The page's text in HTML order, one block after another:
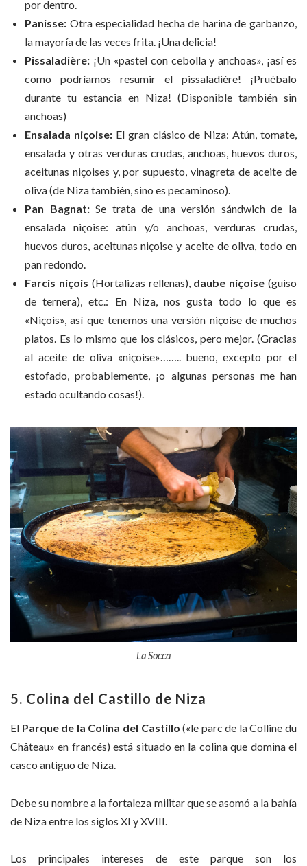
por dentro.
Panisse: Otra especialidad hecha de harina de garbanzo,
la mayoría de las veces frita. ¡Una delicia!
Pissaladière: ¡Un «pastel con cebolla y anchoas», ¡así es
como podríamos resumir el pissaladière! ¡Pruébalo
durante tu estancia en Niza! (Disponible también sin
anchoas)
Ensalada niçoise:El gran clásico de Niza: Atún, tomate,
ensalada y otras verduras crudas, anchoas, huevos duros,
aceitunas niçoises y, por supuesto, vinagreta de aceite de
oliva (de Niza también, sino es pecaminoso).
Pan Bagnat:Se trata de una versión sándwich de la
ensalada niçoise: atún y/o anchoas, verduras crudas,
huevos duros, aceitunas niçoise y aceite de oliva, todo en
pan redondo.
Farcis niçois (Hortalizas rellenas), daube niçoise (guiso
de ternera), etc.: En Niza, nos gusta todo lo que es
«Niçois», así que tenemos una versión niçoise de muchos
platos. Es lo mismo que los clásicos, pero mejor. (Gracias
al aceite de oliva «niçoise»…….. bueno, excepto por el
estofado, probablemente, ¡o algunas personas me han
estado ocultando cosas!).
La Socca
5. Colina del Castillo de Niza
El Parque de la Colina del Castillo («le parc de la Colline du
Château» en francés) está situado en la colina que domina el
casco antiguo de Niza.
Debe su nombre a la fortaleza militar que se asomó a la bahía
de Niza entre los siglos XI y XVIII.
Los principales intereses de este parque son los